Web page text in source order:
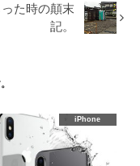
た時の顛末
記。
iPhone